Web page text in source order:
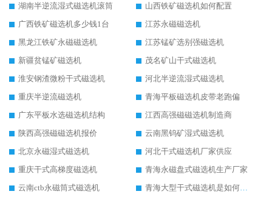
湖南半逆流湿式磁选机滚筒
山西铁矿磁选机如何配置
广西铁矿磁选机多少钱1台
江苏永磁磁选机
黑龙江铁矿永磁磁选机
江苏锰矿选别强磁选机
新疆贫锰矿磁选机
茂名矿山干式磁选机
淮安钢渣微粉干式磁选机
河北半逆流湿式磁选机
重庆半逆流磁选机
青海平板磁选机皮带老跑偏
广东平板水选磁选机结构
江西高强磁磁选机制造商
陕西高强磁磁选机报价
云南黑钨矿湿式磁选机
北京永磁湿式磁选机
河北干式磁选机厂家供应
重庆干式高梯度磁选机
青海永磁盘式磁选机生产厂家
云南ctb永磁筒式磁选机
青海大型干式磁选机是如何选矿的